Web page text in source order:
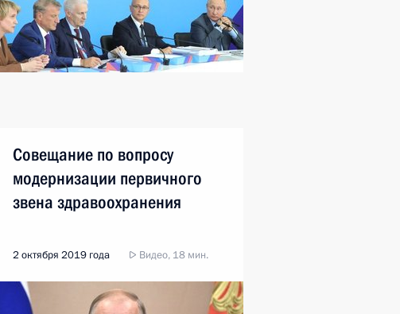
Совещание по вопросу
модернизации первичного
звена здравоохранения
2 октября 2019 года Видео, 18 мин.